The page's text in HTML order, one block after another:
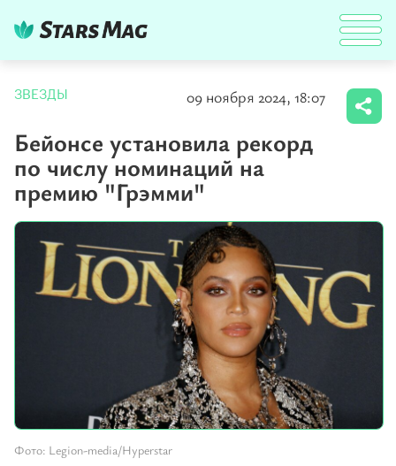
ЗВЕЗДЫ 09 ноября 2024, 18:07
Бейонсе установила рекорд
по числу номинаций на
премию "Грэмми"
Фото: Legion-media/Hyperstar